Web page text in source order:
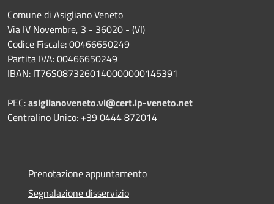
Comune di Asigliano Veneto
Via IV Novembre, 3 - 36020 - (VI)
Codice Fiscale: 00466650249
Partita IVA: 00466650249
IBAN: IT76S0873260140000000145391
PEC:asiglianoveneto.vi@cert.ip-veneto.net
Centralino Unico: +39 0444 872014
Prenotazione appuntamento
Segnalazione disservizio